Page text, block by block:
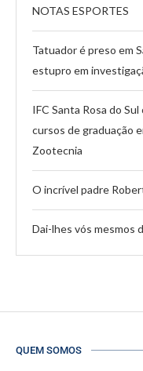
NOTAS ESPORTES
Tatuador é preso em
estupro em
IFC Santa Rosa do
cursos de graduação
Zootecnia
O incrível padre
Dai-lhes vós mesmos
QUEM SOMOS